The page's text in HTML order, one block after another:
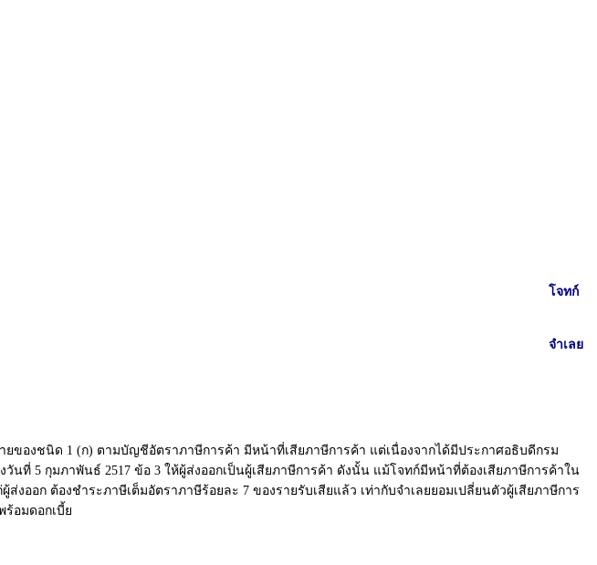
โจทก์
จำเลย
ของชนิด 1 (ก) ตามบัญชีอัตราภาษีการค้า มีหน้าที่เสียภาษีการค้า แต่เนื่องจากได้มีประกาศอธิบดีกรม
นที่ 5 กุมภาพันธ์ 2517 ข้อ 3 ให้ผู้ส่งออกเป็นผู้เสียภาษีการค้า ดังนั้น แม้โจทก์มีหน้าที่ต้องเสียภาษีการค้าใน
ออก ต้องชำระภาษีเต็มอัตราภาษีร้อยละ 7 ของรายรับเสียแล้ว เท่ากับจำเลยยอมเปลี่ยนตัวผู้เสียภาษีการ
ร้อมดอกเบี้ย